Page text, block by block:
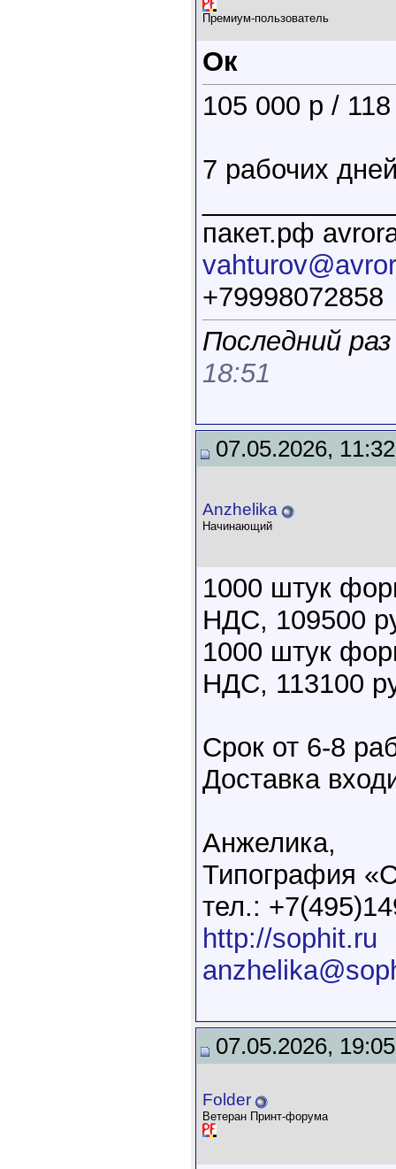
Премиум-пользователь
Ок
105 000 р /
7 рабочих
пакет.рф
+79998072858
Последний
18:51
07.05.2026, 11:32
Anzhelika
Начинающий
1000 штук
НДС, 109500
1000 штук
НДС, 113100
Срок от 6-8
Доставка
Анжелика,
Типография
тел.:
http://sophit.ru
07.05.2026, 19:05
Folder
Ветеран Принт-форума